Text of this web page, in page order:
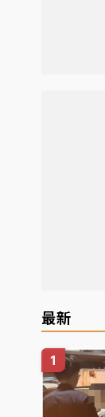
最新